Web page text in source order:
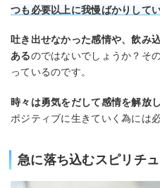
つも必要以上に我慢ばかりして
吐き出せなかった感情や、飲み
あるのではないでしょうか？そ
っているのです。
時々は勇気をだして感情を解放
ポジティブに生きていく為には
急に落ち込むスピリチ